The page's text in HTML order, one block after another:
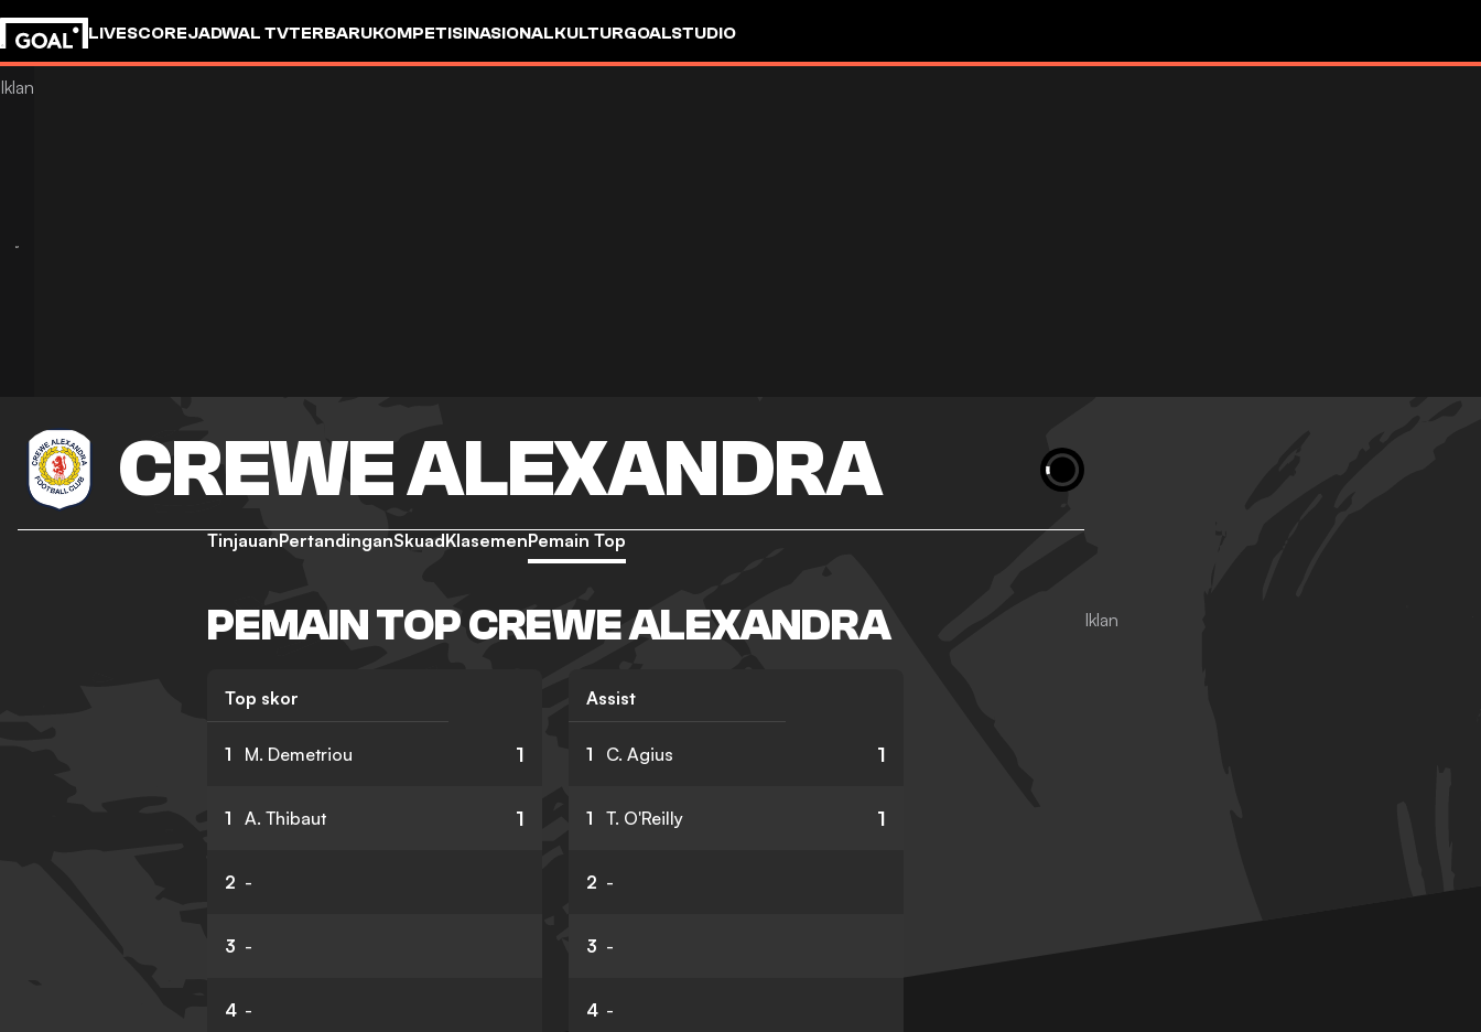
LIVESCOREJADWAL TVTERBARUKOMPETISINASIONALKULTURGOALSTUDIO
CREWE ALEXANDRA
TinjauanPertandinganSkuadKlasemenPemain Top
PEMAIN TOP CREWE ALEXANDRA
Top skor
1 M. Demetriou 1
1 A. Thibaut 1
2 -
3 -
4 -
Assist
1 C. Agius 1
1 T. O'Reilly 1
2 -
3 -
4 -